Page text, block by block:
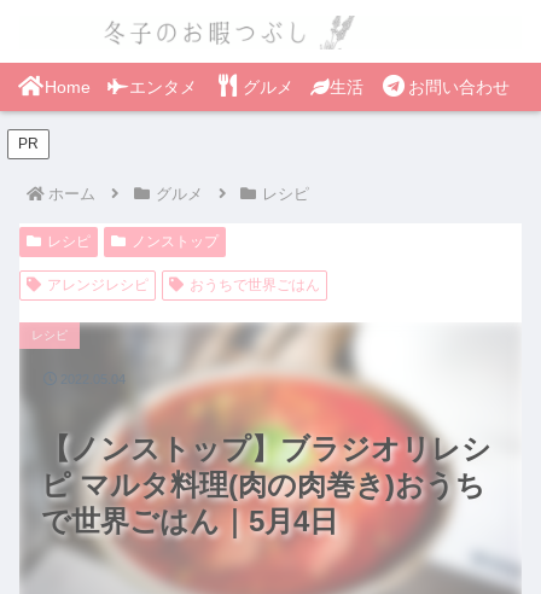
Home エンタメ グルメ 生活 お問い合わせ
PR
ホーム グルメ レシピ
レシピ ノンストップ
アレンジレシピ おうちで世界ごはん
【ノンストップ】ブラジオリレシ
ピ マルタ料理(肉の肉巻き)おうち
で世界ごはん｜5月4日
レシピ
2022.05.04